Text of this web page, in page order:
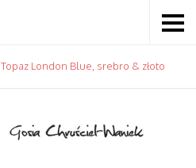
Topaz London Blue, srebro & złoto